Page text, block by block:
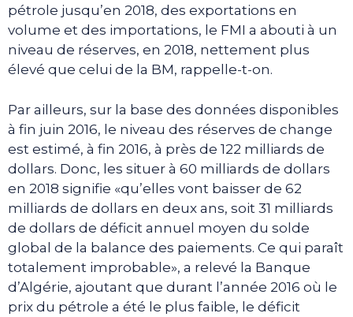
pétrole jusqu’en 2018, des exportations en
volume et des importations, le FMI a abouti à un
niveau de réserves, en 2018, nettement plus
élevé que celui de la BM, rappelle-t-on.
Par ailleurs, sur la base des données disponibles
à fin juin 2016, le niveau des réserves de change
est estimé, à fin 2016, à près de 122 milliards de
dollars. Donc, les situer à 60 milliards de dollars
en 2018 signifie «qu’elles vont baisser de 62
milliards de dollars en deux ans, soit 31 milliards
de dollars de déficit annuel moyen du solde
global de la balance des paiements. Ce qui paraît
totalement improbable», a relevé la Banque
d’Algérie, ajoutant que durant l’année 2016 où le
prix du pétrole a été le plus faible, le déficit